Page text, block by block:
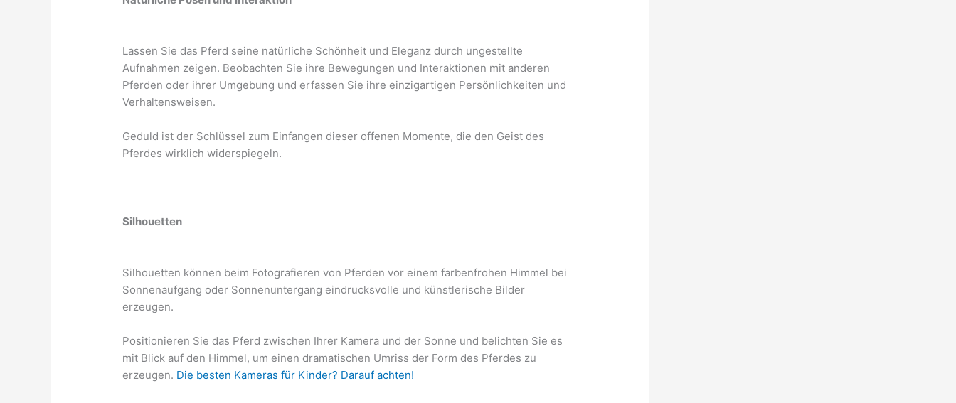
Lassen Sie das Pferd seine natürliche Schönheit und Eleganz durch ungestellte
Aufnahmen zeigen. Beobachten Sie ihre Bewegungen und Interaktionen mit anderen
Pferden oder ihrer Umgebung und erfassen Sie ihre einzigartigen Persönlichkeiten und
Verhaltensweisen.
Geduld ist der Schlüssel zum Einfangen dieser offenen Momente, die den Geist des
Pferdes wirklich widerspiegeln.
Silhouetten
Silhouetten können beim Fotografieren von Pferden vor einem farbenfrohen Himmel bei
Sonnenaufgang oder Sonnenuntergang eindrucksvolle und künstlerische Bilder
erzeugen.
Positionieren Sie das Pferd zwischen Ihrer Kamera und der Sonne und belichten Sie es
mit Blick auf den Himmel, um einen dramatischen Umriss der Form des Pferdes zu
erzeugen. Die besten Kameras für Kinder? Darauf achten!